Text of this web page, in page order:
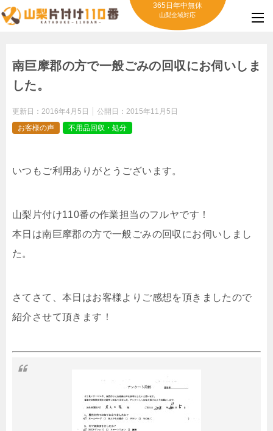
365日年中無休
山梨全域対応
南巨摩郡の方で一般ごみの回収にお伺いしま
した。
更新日： 2016年4月5日 公開日： 2015年11月5日
お客様の声
不用品回収・処分
いつもご利用ありがとうございます。
山梨片付け110番の作業担当のフルヤです！
本日は南巨摩郡の方で一般ごみの回収にお伺いしまし
た。
さてさて、本日はお客様よりご感想を頂きましたので
紹介させて頂きます！